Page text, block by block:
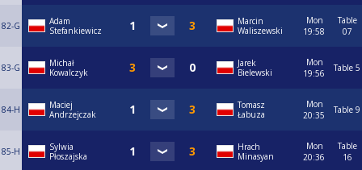
82-G
Adam
Stefankiewicz
Marcin
Waliszewski
Mon
19:58
Table
07
83-G
Michał
Kowalczyk
Jarek
Bielewski
Mon
19:56
Table 5
84-H
Maciej
Andrzejczak
Tomasz
Łabuza
Mon
20:35
Table 9
85-H
Sylwia
Płoszajska
Hrach
Minasyan
Mon
20:36
Table
16